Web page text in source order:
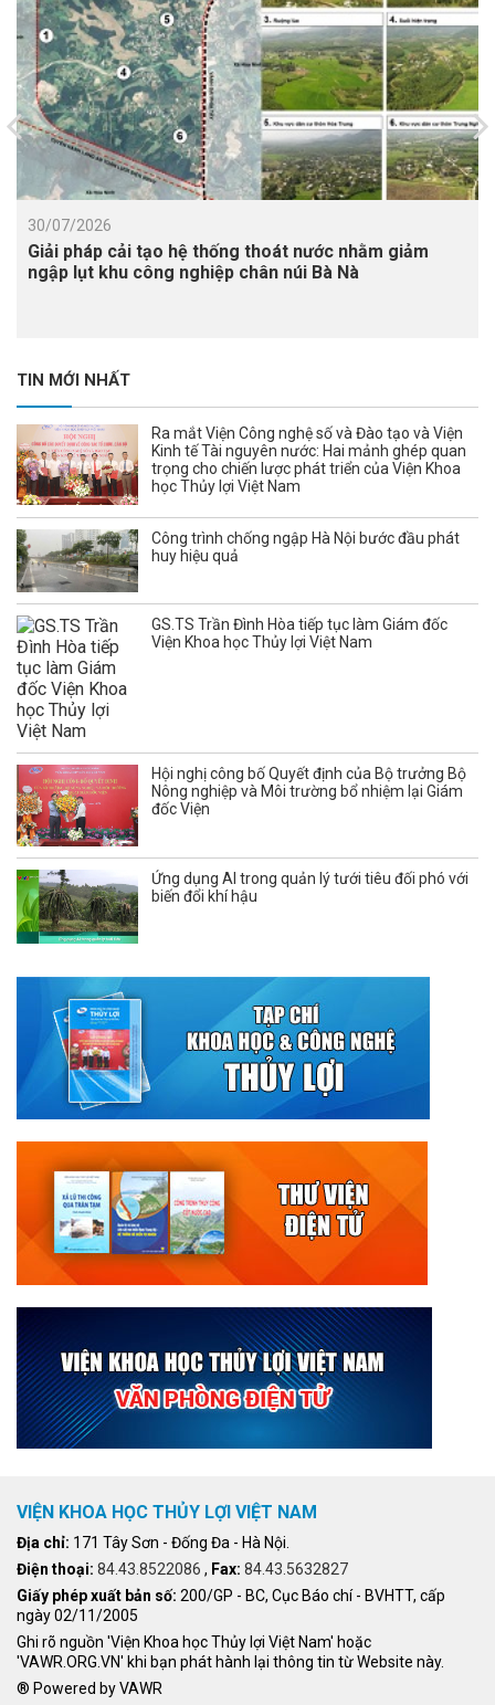
30/07/2026
Giải pháp cải tạo hệ thống thoát nước nhằm giảm
ngập lụt khu công nghiệp chân núi Bà Nà
TIN MỚI NHẤT
Ra mắt Viện Công nghệ số và Đào tạo và Viện
Kinh tế Tài nguyên nước: Hai mảnh ghép quan
trọng cho chiến lược phát triển của Viện Khoa
học Thủy lợi Việt Nam
Công trình chống ngập Hà Nội bước đầu phát
huy hiệu quả
GS.TS Trần Đình Hòa tiếp tục làm Giám đốc
Viện Khoa học Thủy lợi Việt Nam
Hội nghị công bố Quyết định của Bộ trưởng Bộ
Nông nghiệp và Môi trường bổ nhiệm lại Giám
đốc Viện
Ứng dụng AI trong quản lý tưới tiêu đối phó với
biến đổi khí hậu
VIỆN KHOA HỌC THỦY LỢI VIỆT NAM
Địa chỉ: 171 Tây Sơn - Đống Đa - Hà Nội.
Điện thoại: 84.43.8522086 , Fax: 84.43.5632827
Giấy phép xuất bản số: 200/GP - BC, Cục Báo chí - BVHTT, cấp
ngày 02/11/2005
Ghi rõ nguồn 'Viện Khoa học Thủy lợi Việt Nam' hoặc
'VAWR.ORG.VN' khi bạn phát hành lại thông tin từ Website này.
® Powered by VAWR